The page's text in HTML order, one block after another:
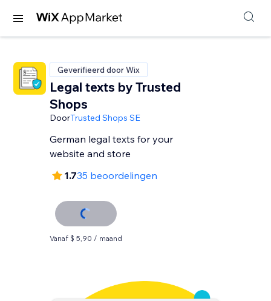
Geverifieerd door Wix
Legal texts by Trusted
Shops
DoorTrusted Shops SE
German legal texts for your
website and store
1.735 beoordelingen
Vanaf $ 5,90 / maand